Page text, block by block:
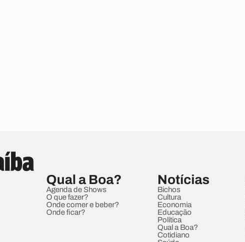
Qual a Boa?
Agenda de Shows
O que fazer?
Onde comer e beber?
Onde ficar?
Notícias
Bichos
Cultura
Economia
Educação
Política
Qual a Boa?
Cotidiano